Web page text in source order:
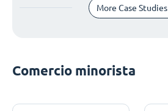
More Case Studies
Comercio minorista